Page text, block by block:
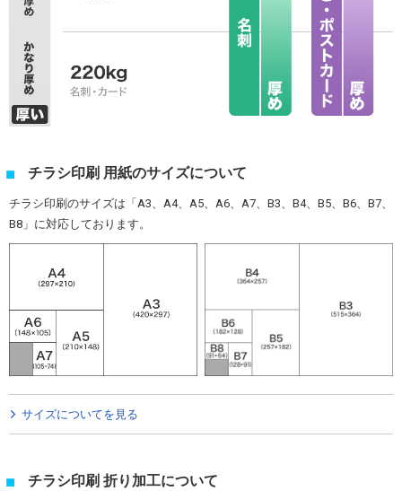
チラシ印刷 用紙のサイズについて
チラシ印刷のサイズは「A3、A4、A5、A6、A7、B3、B4、B5、B6、B7、
B8」に対応しております。
サイズについてを見る
チラシ印刷 折り加工について